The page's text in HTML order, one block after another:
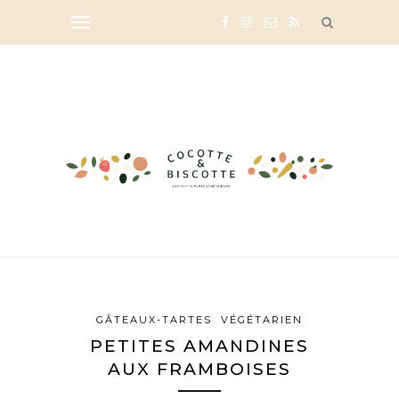
GÂTEAUX-TARTES VÉGÉTARIEN
PETITES AMANDINES
AUX FRAMBOISES